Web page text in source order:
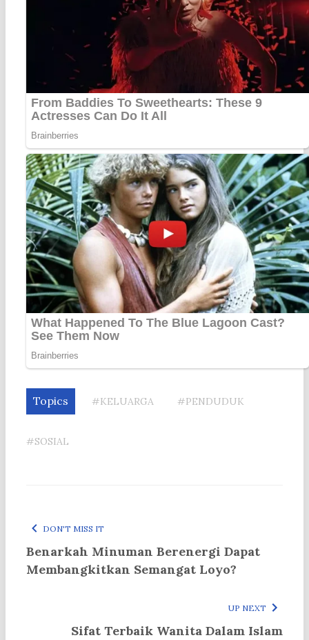
Topics #KELUARGA #PENDUDUK
#SOSIAL
DON'T MISS IT
Benarkah Minuman Berenergi Dapat
Membangkitkan Semangat Loyo?
UP NEXT
Sifat Terbaik Wanita Dalam Islam